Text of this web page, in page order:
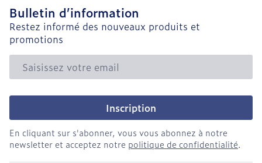
Bulletin d’information
Restez informé des nouveaux produits et
promotions
Adresse mail
Inscription
En cliquant sur s'abonner, vous vous abonnez à notre
newsletter et acceptez notre politique de confidentialité.